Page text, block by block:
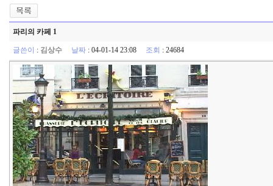
파리의 카페 1
글쓴이 : 김상수 날짜 : 04-01-14 23:08 조회 : 24684